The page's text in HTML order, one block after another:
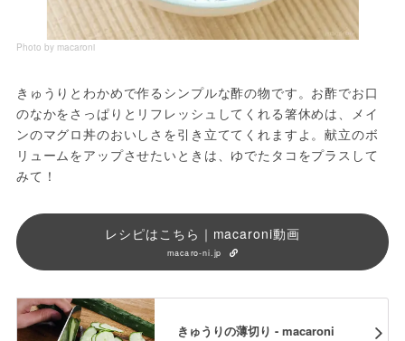
Photo by macaroni
きゅうりとわかめで作るシンプルな酢の物です。お酢でお口
のなかをさっぱりとリフレッシュしてくれる箸休めは、メイ
ンのマグロ丼のおいしさを引き立ててくれますよ。献立のボ
リュームをアップさせたいときは、ゆでたタコをプラスして
みて！
レシピはこちら｜macaroni動画
macaro-ni.jp
きゅうりの薄切り - macaroni